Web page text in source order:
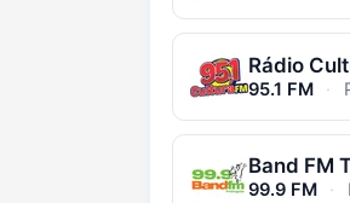
Rádio
95.1 FM ·
Band FM
99.9 FM ·